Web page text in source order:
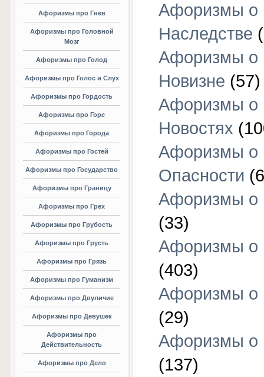
Афоризмы про Гнев
Афоризмы про Головной
Мозг
Афоризмы про Голод
Афоризмы про Голос и Слух
Афоризмы про Гордость
Афоризмы про Горе
Афоризмы про Города
Афоризмы про Гостей
Афоризмы про Государство
Афоризмы про Границу
Афоризмы про Грех
Афоризмы про Грубость
Афоризмы про Грусть
Афоризмы про Грязь
Афоризмы про Гуманизм
Афоризмы про Двуличие
Афоризмы про Девушек
Афоризмы про
Действительность
Афоризмы про Дело
Афоризмы о
Наследстве
Афоризмы о
Новизне (57)
Афоризмы о
Новостях
Афоризмы о
Опасности
Афоризмы о
(33)
Афоризмы
(403)
Афоризмы о
(29)
Афоризмы о
(137)